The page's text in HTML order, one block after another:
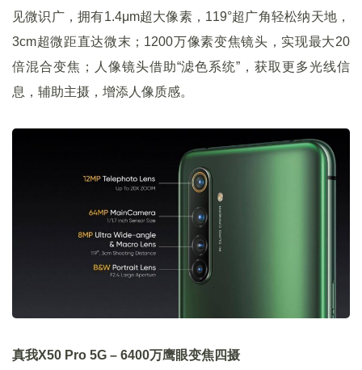
见微识广，拥有1.4μm超大像素，119°超广角轻松纳天地，
3cm超微距直达微末；1200万像素变焦镜头，实现最大20
倍混合变焦；人像镜头借助“滤色系统”，获取更多光线信
息，辅助主摄，增添人像质感。
真我X50 Pro 5G – 6400万鹰眼变焦四摄